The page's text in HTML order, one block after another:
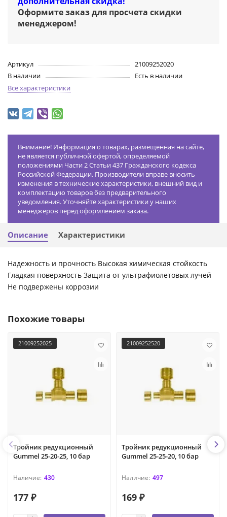
Оформите заказ для просчета скидки
менеджером!
Артикул
21009252020
В наличии
Есть в наличии
Все характеристики
Внимание! Информация о товарах, размещенная на сайте,
не является публичной офертой, определяемой
положениями Части 2 Статьи 437 Гражданского кодекса
Российской Федерации. Производители вправе вносить
изменения в технические характеристики, внешний вид и
комплектацию товаров без предварительного
уведомления. Уточняйте характеристики у наших
менеджеров перед оформлением заказа.
Описание Характеристики
Надежность и прочность Высокая химическая стойкость
Гладкая поверхность Защита от ультрафиолетовых лучей
Не подвержены коррозии
Похожие товары
21009252025
Тройник редукционный
Gummel 25-20-25, 10 бар
430
177 ₽
21009252520
Тройник редукционный
Gummel 25-25-20, 10 бар
497
169 ₽